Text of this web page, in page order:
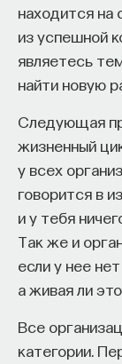
находится на
из успешной
являетесь
найти новую
Следующая
жизненный
у всех
говорится в
и у тебя
Так же и
если у нее
а живая ли
Все
категории.
меняют мир.
с
эпизодов
модели
данные в
других тем
В будущих
Яндекс
6/30/
НАПИСАТЬ